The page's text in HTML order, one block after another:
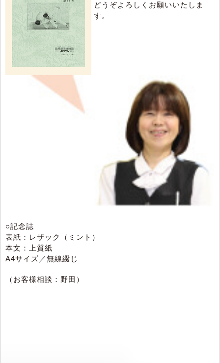
どうぞよろしくお願いいたしま
す。
○記念誌
表紙：レザック（ミント）
本文：上質紙
A4サイズ／無線綴じ
（お客様相談：野田）